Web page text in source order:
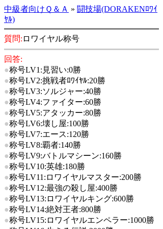
中級者向けＱ＆Ａ » 闘技場(DORAKENﾛﾜｲ
ﾔﾙ)
質問: ロワイヤル称号
回答:
●称号LV1:見習い:0勝
●称号LV2:挑戦者ﾛﾜｲﾔﾙ:20勝
●称号LV3:ソルジャー:40勝
●称号LV4:ファイター:60勝
●称号LV5:アタッカー:80勝
●称号LV6:壊し屋:100勝
●称号LV7:エース:120勝
●称号LV8:覇者:140勝
●称号LV9:バトルマシーン:160勝
●称号LV10:英雄:180勝
●称号LV11:ロワイヤルマスター:200勝
●称号LV12:最強の殺し屋:400勝
●称号LV13:ロワイヤルキング:600勝
●称号LV14:絶対王者:800勝
●称号LV15:ロワイヤルエンペラー:1000勝